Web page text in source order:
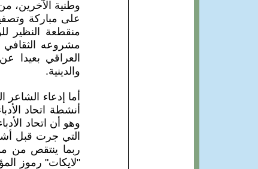
وطنية الآخرين،
على مباركة
منقطعة النظير
مشروعه الثقافي
العراقي بعيدا
والدينية.
أما إدعاء الشاعر
أنشطة اتحاد
وهو أن اتحاد
التي جرت قبل
ربما ينتقص من
"لايكات" رموز